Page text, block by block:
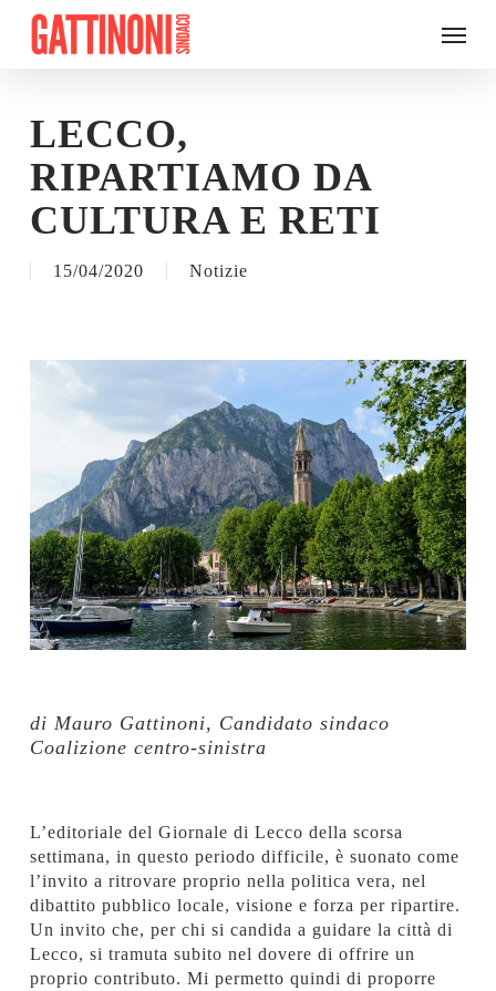
Skip
main
Menu
LECCO,
RIPARTIAMO DA
CULTURA E RETI
15/04/2020 Notizie
di Mauro Gattinoni, Candidato sindaco
Coalizione centro-sinistra
L’editoriale del Giornale di Lecco della scorsa
settimana, in questo periodo difficile, è suonato come
l’invito a ritrovare proprio nella politica vera, nel
dibattito pubblico locale, visione e forza per ripartire.
Un invito che, per chi si candida a guidare la città di
Lecco, si tramuta subito nel dovere di offrire un
proprio contributo. Mi permetto quindi di proporre